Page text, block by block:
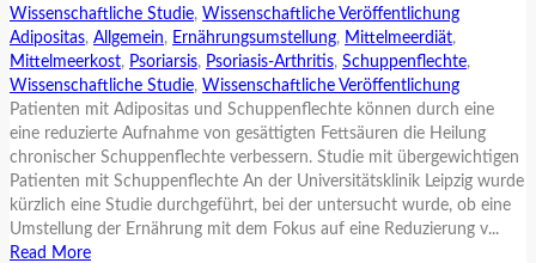
Wissenschaftliche Studie, Wissenschaftliche Veröffentlichung
Adipositas, Allgemein, Ernährungsumstellung, Mittelmeerdiät,
Mittelmeerkost, Psoriarsis, Psoriasis-Arthritis, Schuppenflechte,
Wissenschaftliche Studie, Wissenschaftliche Veröffentlichung
Patienten mit Adipositas und Schuppenflechte können durch eine
eine reduzierte Aufnahme von gesättigten Fettsäuren die Heilung
chronischer Schuppenflechte verbessern. Studie mit übergewichtigen
Patienten mit Schuppenflechte An der Universitätsklinik Leipzig wurde
kürzlich eine Studie durchgeführt, bei der untersucht wurde, ob eine
Umstellung der Ernährung mit dem Fokus auf eine Reduzierung v...
Read More